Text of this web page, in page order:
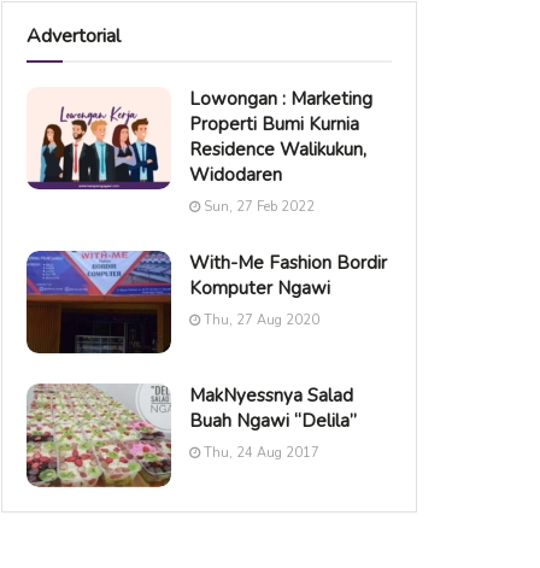
Advertorial
Lowongan : Marketing
Properti Bumi Kurnia
Residence Walikukun,
Widodaren
Sun, 27 Feb 2022
With-Me Fashion Bordir
Komputer Ngawi
Thu, 27 Aug 2020
MakNyessnya Salad
Buah Ngawi “Delila”
Thu, 24 Aug 2017